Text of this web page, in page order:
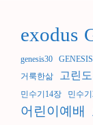
exodus
genesis30
거룩한삶 고린
민수기14장 민수
어린이예배